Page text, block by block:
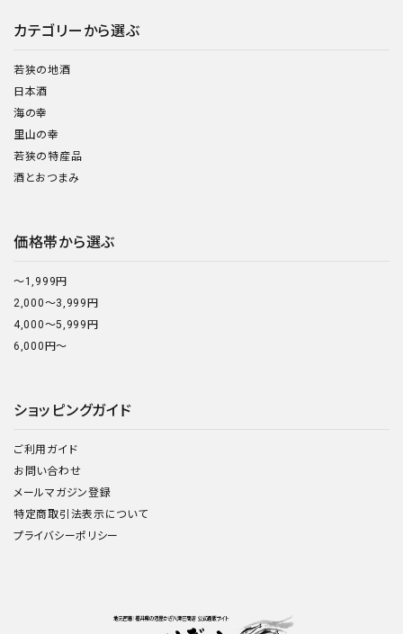
カテゴリーから選ぶ
若狭の地酒
日本酒
海の幸
里山の幸
若狭の特産品
酒とおつまみ
価格帯から選ぶ
～1,999円
2,000～3,999円
4,000～5,999円
6,000円～
ショッピングガイド
ご利用ガイド
お問い合わせ
メールマガジン登録
特定商取引法表示について
プライバシーポリシー